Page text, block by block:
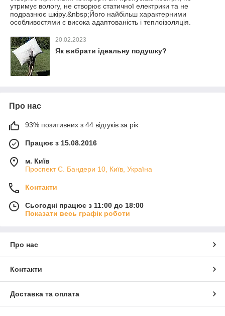
утримує вологу, не створює статичної електрики та не
подразнює шкіру.&nbsp;Його найбільш характерними
особливостями є висока адаптованість і теплоізоляція.
20.02.2023
Як вибрати ідеальну подушку?
Про нас
93% позитивних з 44 відгуків за рік
Працює з 15.08.2016
м. Київ
Проспект С. Бандери 10, Київ, Україна
Контакти
Сьогодні працює з 11:00 до 18:00
Показати весь графік роботи
Про нас
Контакти
Доставка та оплата